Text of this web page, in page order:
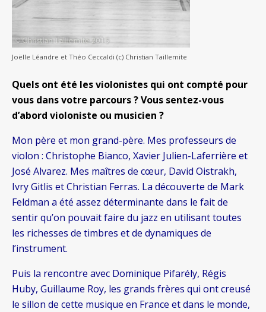
Joëlle Léandre et Théo Ceccaldi (c) Christian Taillemite
Quels ont été les violonistes qui ont compté pour
vous dans votre parcours ? Vous sentez-vous
d’abord violoniste ou musicien ?
Mon père et mon grand-père. Mes professeurs de
violon : Christophe Bianco, Xavier Julien-Laferrière et
José Alvarez. Mes maîtres de cœur, David Oistrakh,
Ivry Gitlis et Christian Ferras. La découverte de Mark
Feldman a été assez déterminante dans le fait de
sentir qu’on pouvait faire du jazz en utilisant toutes
les richesses de timbres et de dynamiques de
l’instrument.
Puis la rencontre avec Dominique Pifarély, Régis
Huby, Guillaume Roy, les grands frères qui ont creusé
le sillon de cette musique en France et dans le monde,